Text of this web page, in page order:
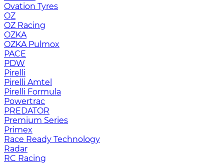
Ovation Tyres
OZ
OZ Racing
OZKA
OZKA Pulmox
PACE
PDW
Pirelli
Pirelli Amtel
Pirelli Formula
Powertrac
PREDATOR
Premium Series
Primex
Race Ready Technology
Radar
RC Racing